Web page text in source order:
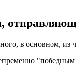
в основном,